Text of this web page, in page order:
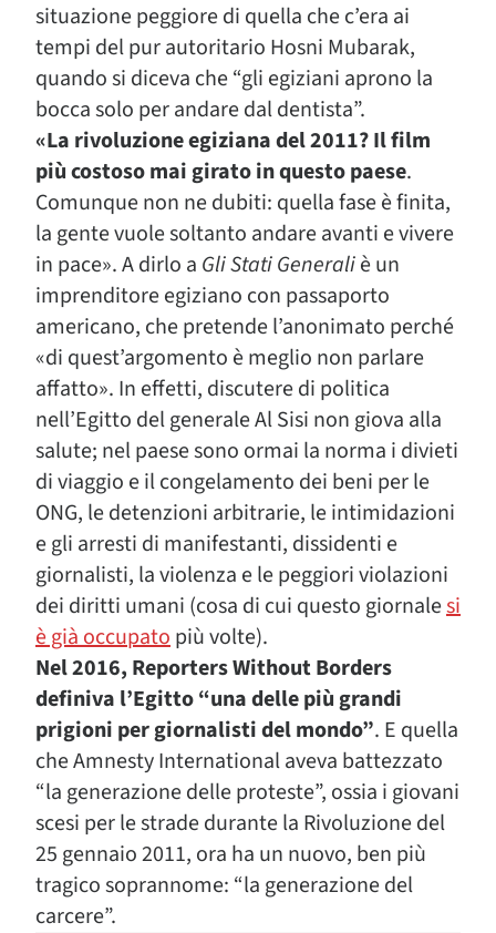
situazione peggiore di quella che c’era ai
tempi del pur autoritario Hosni Mubarak,
quando si diceva che “gli egiziani aprono la
bocca solo per andare dal dentista”.
«La rivoluzione egiziana del 2011? Il film
più costoso mai girato in questo paese.
Comunque non ne dubiti: quella fase è finita,
la gente vuole soltanto andare avanti e vivere
in pace». A dirlo a Gli Stati Generaliè un
imprenditore egiziano con passaporto
americano, che pretende l’anonimato perché
«di quest’argomento è meglio non parlare
affatto». In effetti, discutere di politica
nell’Egitto del generale Al Sisi non giova alla
salute; nel paese sono ormai la norma i divieti
di viaggio e il congelamento dei beni per le
ONG, le detenzioni arbitrarie, le intimidazioni
e gli arresti di manifestanti, dissidenti e
giornalisti, la violenza e le peggiori violazioni
dei diritti umani (cosa di cui questo giornalesi
è già occupatopiù volte).
Nel 2016, Reporters Without Borders
definiva l’Egitto “una delle più grandi
prigioni per giornalisti del mondo”. E quella
che Amnesty International aveva battezzato
“la generazione delle proteste”, ossia i giovani
scesi per le strade durante la Rivoluzione del
25 gennaio 2011, ora ha un nuovo, ben più
tragico soprannome: “la generazione del
carcere”.